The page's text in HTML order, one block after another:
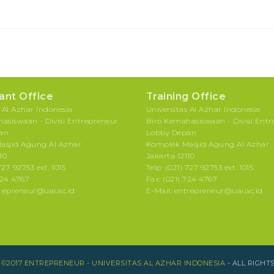
Office
Azhar Indonesia
- Divisi Entrepreneur
Agung Al Azhar
92753 ext. 1015
4767
Training Office
Universitas Al Azhar Indonesia
Biro Kemahasiswaan - Divisi
Lobby Depan
Komplek Masjid Agung Al Azhar
Jakarta 12110
Telp: (021) 727 92753 ext. 1015
Fax: (021) 724 4767
E-Mail: entrepreneur@uai.ac.id
©2017 ENTREPRENEUR - UNIVERSITAS AL AZHAR INDONESIA - ALL